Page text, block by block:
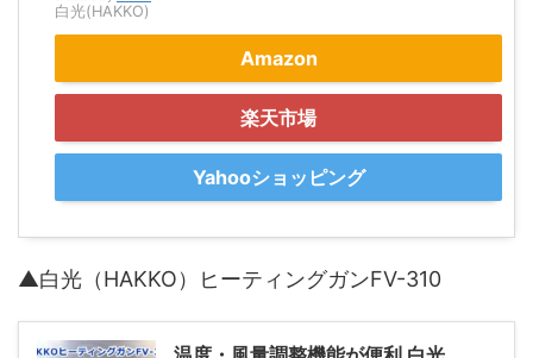
白光(HAKKO)
Amazon
楽天市場
Yahooショッピング
▲白光（HAKKO）ヒーティングガンFV-310